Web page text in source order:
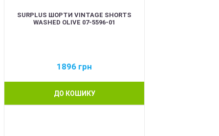
SURPLUS ШОРТИ VINTAGE SHORTS
WASHED OLIVE 07-5596-01
1896 грн
ДО КОШИКУ